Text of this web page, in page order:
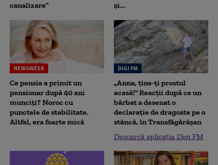
canalizare”
și...
NEWSWEEK
Ce pensie a primit un
pensionar după 40 ani
munciți? Noroc cu
punctele de stabilitate.
Altfel, era foarte mică
DIGI FM
„Anna, ţine-ţi prostul
acasă!" Reacţii după ce un
bărbat a desenat o
declaraţie de dragoste pe o
stâncă, în Transfăgărăşan
Descarcă aplicația Digi FM